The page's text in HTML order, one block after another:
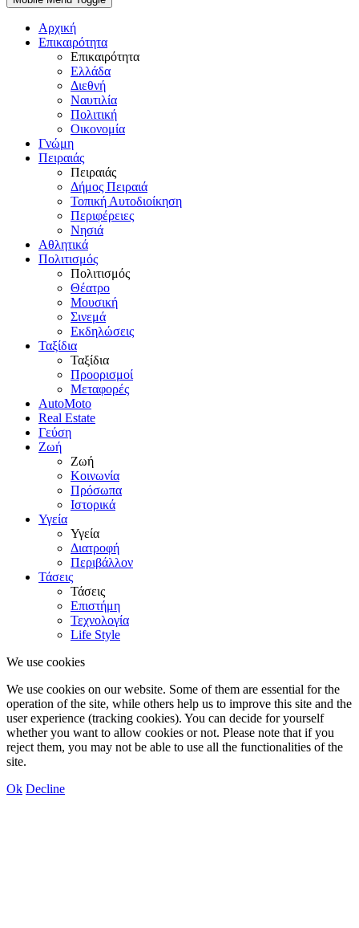
Αρχική
Επικαιρότητα
Επικαιρότητα
Ελλάδα
Διεθνή
Ναυτιλία
Πολιτική
Οικονομία
Γνώμη
Πειραιάς
Πειραιάς
Δήμος Πειραιά
Τοπική Αυτοδιοίκηση
Περιφέρειες
Νησιά
Αθλητικά
Πολιτισμός
Πολιτισμός
Θέατρο
Μουσική
Σινεμά
Εκδηλώσεις
Ταξίδια
Ταξίδια
Προορισμοί
Μεταφορές
AutoMoto
Real Estate
Γεύση
Ζωή
Ζωή
Κοινωνία
Πρόσωπα
Ιστορικά
Υγεία
Υγεία
Διατροφή
Περιβάλλον
Τάσεις
Τάσεις
Επιστήμη
Τεχνολογία
Life Style
We use cookies
We use cookies on our website. Some of them are essential for the
operation of the site, while others help us to improve this site and the
user experience (tracking cookies). You can decide for yourself
whether you want to allow cookies or not. Please note that if you
reject them, you may not be able to use all the functionalities of the
site.
Ok Decline